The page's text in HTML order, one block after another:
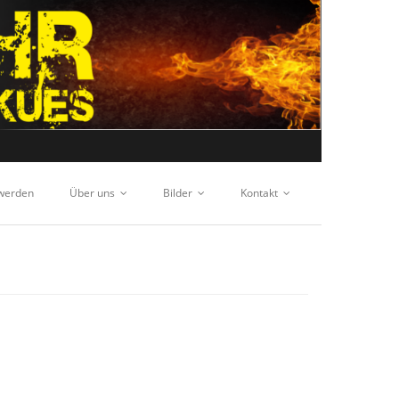
Über uns Bilder Kontakt